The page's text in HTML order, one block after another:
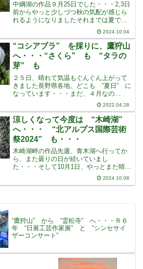
中綱湖の作品９月25日でした・・・2,3日
前からやっと少しづつ秋の気配が感じら
れるようになりましたそれまでは夏でし
た・・・記録的な暑さの夏がそのまま続
いていました・・・夏の間は歩けません
その日は晴れて、北アルプスが見えてい
ました・・・北アル
2024.10.04
“コシアブラ” を採りに、鷹狩山
へ・・・“さくら” も “タラの
芽” も
２５日、晴れて気温もぐんぐん上がって
きました長野県各地、どこも “夏日” に
なっています・・・まだ、４月なの
に・・・あんまりいい天気なので “コシ
アブラ” の様子を見に、鷹狩山に行って
みることにしました昨年の日記 (ブロ
グ) を見てみると、
2022.04.28
涼しくなって今度は “木崎湖”
へ・・・ “北アルプス国際芸術
祭2024” も・・・
木崎湖畔の作品先週、青木湖へ行ってか
ら、また曇りの日が続いていまし
た・・・そして10月1日、やっとまた晴れ
て北アルプスが見えています・・・今度
は “木崎湖” ですまた、本通りの真ん中
2024.10.08
“鷹狩山” から “霊松寺” へ・・・Ｒ６
年 “日展工芸作家展” と “シンセサイ
ザーコンサート”